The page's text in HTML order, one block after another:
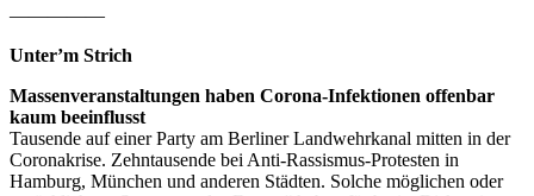
—————
Unter’m Strich
Massenveranstaltungen haben Corona-Infektionen offenbar
kaum beeinflusst
Tausende auf einer Party am Berliner Landwehrkanal mitten in der
Coronakrise. Zehntausende bei Anti-Rassismus-Protesten in
Hamburg, München und anderen Städten. Solche möglichen oder